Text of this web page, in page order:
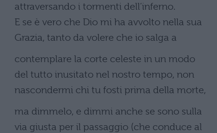
attraversando i tormenti dell’inferno.
E se è vero che Dio mi ha avvolto nella sua
Grazia, tanto da volere che io salga a
contemplare la corte celeste in un modo
del tutto inusitato nel nostro tempo, non
nascondermi chi tu fosti prima della morte,
ma dimmelo, e dimmi anche se sono sulla
via giusta per il passaggio (che conduce al